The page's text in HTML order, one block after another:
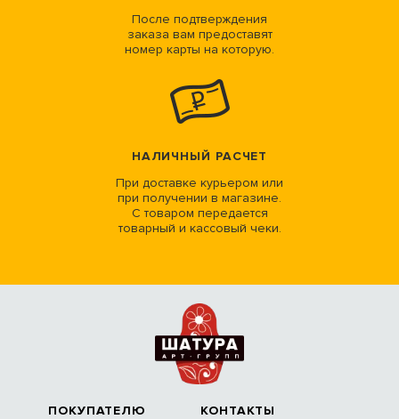
После подтверждения
заказа вам предоставят
номер карты на которую.
НАЛИЧНЫЙ РАСЧЕТ
При доставке курьером или
при получении в магазине.
С товаром передается
товарный и кассовый чеки.
ПОКУПАТЕЛЮ КОНТАКТЫ